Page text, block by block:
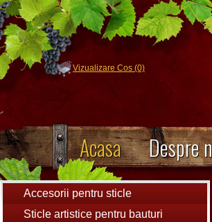
Vizualizare Cos (0)
Acasa Despre
Accesorii pentru sticle
Sticle artistice pentru bauturi